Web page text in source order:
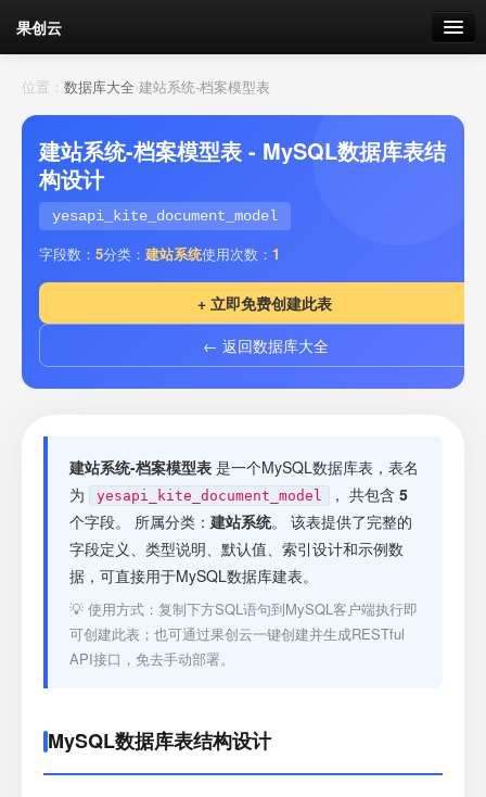
果创云
数据表单
API接口
云存储
流量 剩余接口流量
套餐
接口测试
位置： 数据库大全›建站系统-档案模型表
建站系统-档案模型表 - MySQL数据库表结
构设计
yesapi_kite_document_model
字段数： 5分类： 建站系统使用次数： 1
+ 立即免费创建此表
← 返回数据库大全
建站系统-档案模型表 是一个MySQL数据库表，表名
为
yesapi_kite_document_model ， 共包含 5
个字段。 所属分类： 建站系统。 该表提供了完整的
字段定义、类型说明、默认值、索引设计和示例数
据，可直接用于MySQL数据库建表。
💡 使用方式：复制下方SQL语句到MySQL客户端执行即
可创建此表；也可通过果创云一键创建并生成RESTful
API接口，免去手动部署。
MySQL数据库表结构设计